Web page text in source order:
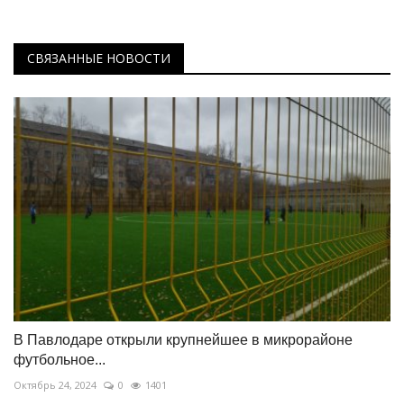
СВЯЗАННЫЕ НОВОСТИ
В Павлодаре открыли крупнейшее в микрорайоне
футбольное...
Октябрь 24, 2024 0 1401